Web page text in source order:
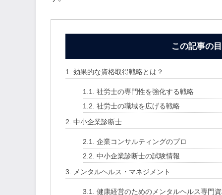
この記事の
1. 効果的な資格取得戦略とは？
1.1. 社労士の専門性を強化する戦略
1.2. 社労士の職域を広げる戦略
2. 中小企業診断士
2.1.
企業コンサルティングのプロ
2.2. 中小企業診断士の試験情報
3.
メンタルヘルス・マネジメント
3.1.
健康経営のためのメンタルヘルス専門